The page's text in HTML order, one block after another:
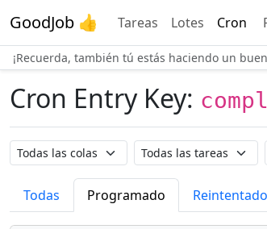
GoodJob 👍 Tareas Lotes Cron
¡Recuerda, también tú estás haciendo un
Cron Entry Key:
Nombre de la cola Nombre de la tarea
Todas Programado Reintentado